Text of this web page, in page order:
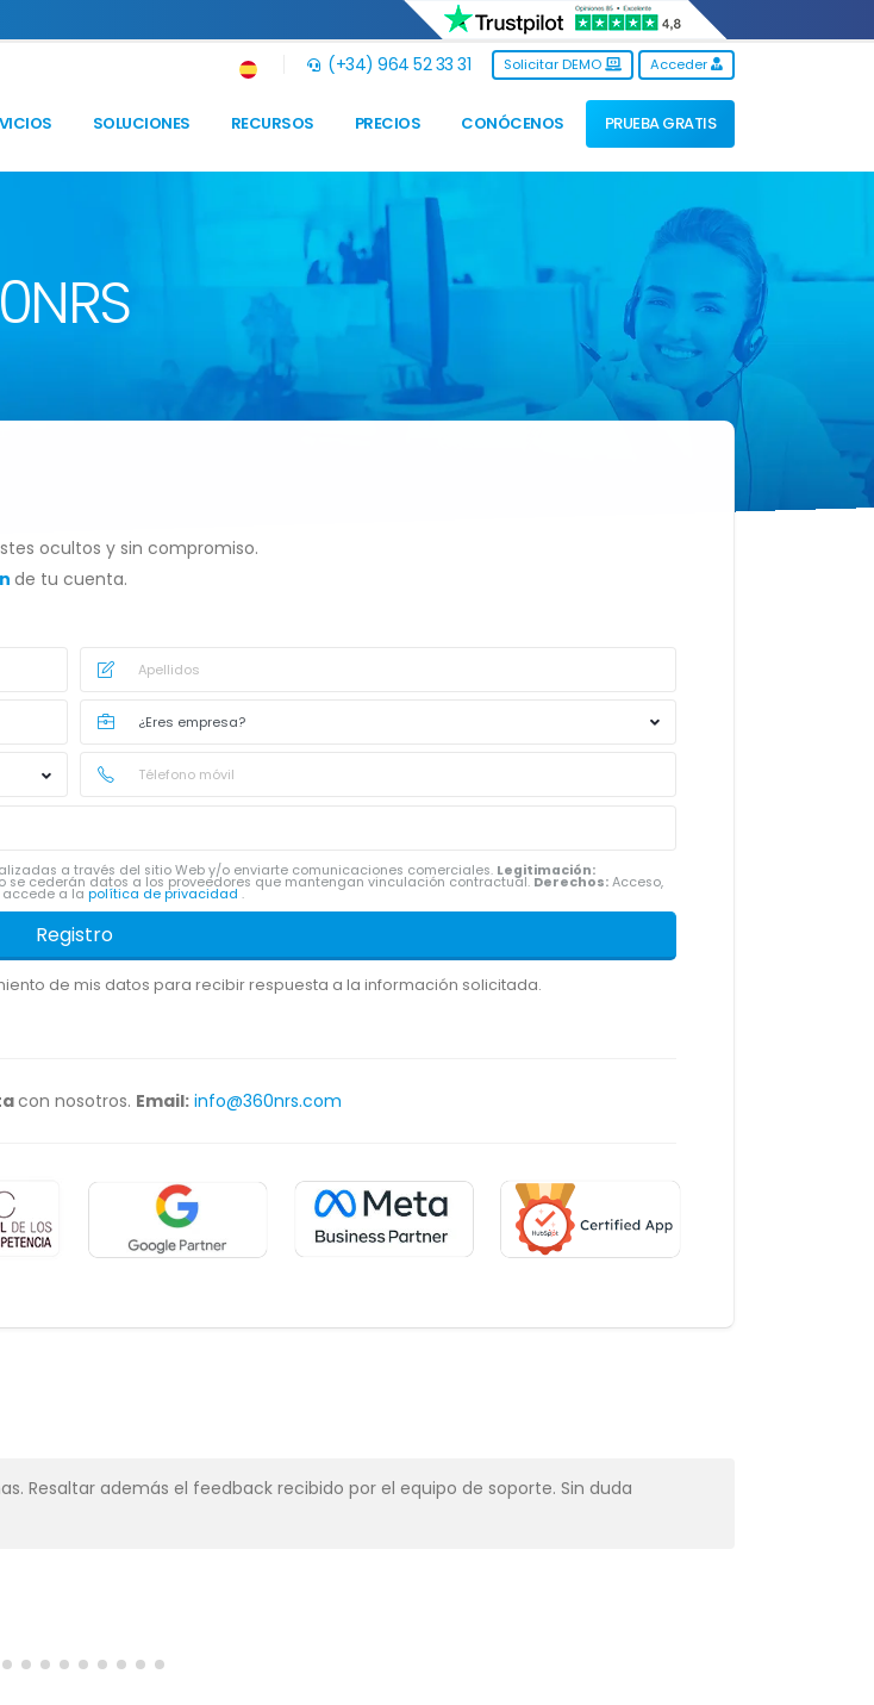
(+34) 964 52 33 31 Solicitar DEMO Acceder
SOLUCIONES RECURSOS PRECIOS CONÓCENOS PRUEBA GRATIS
ocultos y sin compromiso.
de tu cuenta.
a través del sitio Web y/o enviarte comunicaciones comerciales. Legitimación:
se cederán datos a los proveedores que mantengan vinculación contractual. Derechos: Acceso,
accede a la política de privacidad .
Registro
de mis datos para recibir respuesta a la información solicitada.
con nosotros. Email: info@360nrs.com
Resaltar además el feedback recibido por el equipo de soporte. Sin duda